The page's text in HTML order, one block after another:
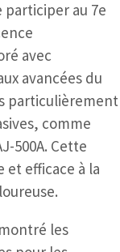
participer au 7e
avec
avancées du
particulièrement
comme
500A. Cette
efficace à la
les